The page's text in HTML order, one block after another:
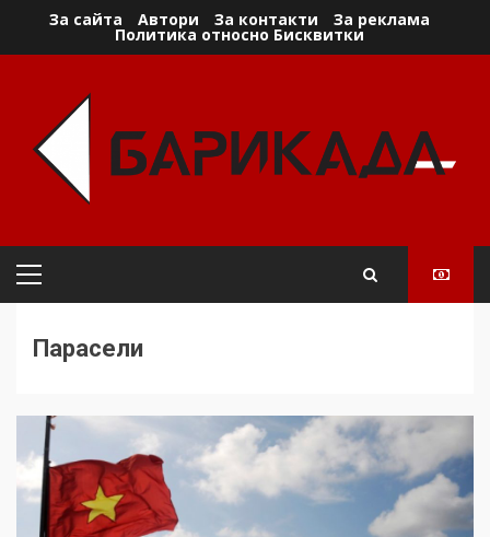
За сайта Автори За контакти За реклама
Политика относно Бисквитки
Primary
Парасели